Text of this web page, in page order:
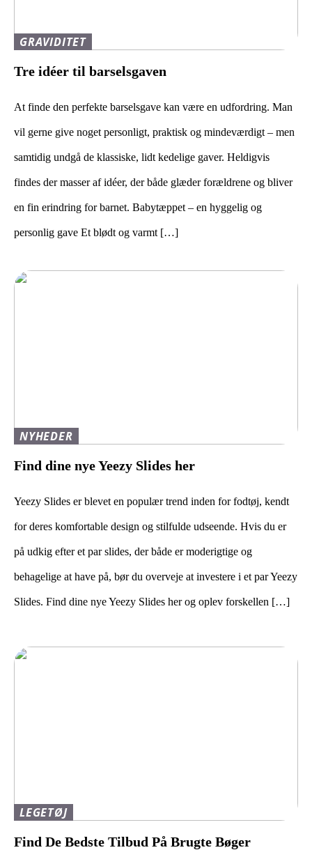
GRAVIDITET
Tre idéer til barselsgaven
At finde den perfekte barselsgave kan være en udfordring. Man
vil gerne give noget personligt, praktisk og mindeværdigt – men
samtidig undgå de klassiske, lidt kedelige gaver. Heldigvis
findes der masser af idéer, der både glæder forældrene og bliver
en fin erindring for barnet. Babytæppet – en hyggelig og
personlig gave Et blødt og varmt […]
NYHEDER
Find dine nye Yeezy Slides her
Yeezy Slides er blevet en populær trend inden for fodtøj, kendt
for deres komfortable design og stilfulde udseende. Hvis du er
på udkig efter et par slides, der både er moderigtige og
behagelige at have på, bør du overveje at investere i et par Yeezy
Slides. Find dine nye Yeezy Slides her og oplev forskellen […]
LEGETØJ
Find De Bedste Tilbud På Brugte Bøger